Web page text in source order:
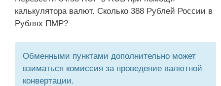
калькулятора валют. Сколько 388 Рублей России в
Рублях ПМР?
Обменными пунктами дополнительно может
взиматься комиссия за проведение валютной
конвертации.